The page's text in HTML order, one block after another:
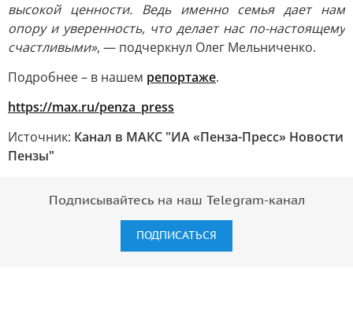
высокой ценности. Ведь именно семья дает нам
опору и уверенность, что делает нас по-настоящему
счастливыми», — подчеркнул Олег Мельниченко.
Подробнее – в нашем репортаже.
https://max.ru/penza_press
Источник: Канал в МАКС "ИА «Пенза-Пресс» Новости
Пензы"
Подписывайтесь на наш Telegram-канал
ПОДПИСАТЬСЯ